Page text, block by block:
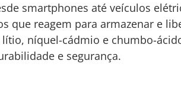
smartphones até veículos
que reagem para armazenar e
níquel-cádmio e chumbo-
e segurança.